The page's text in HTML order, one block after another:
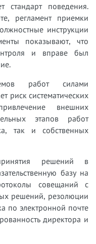
стандарт поведения.
регламент приемки
инструкции
показывают, что
и вправе был
работ силами
риск систематических
внешних
этапов работ
так и собственных
решений в
базу на
совещаний с
решений, резолюции
по электронной почте
директора и